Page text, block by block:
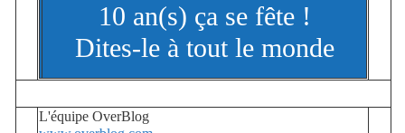
10 an(s) ça se fête !
Dites-le à tout le monde
L'équipe OverBlog